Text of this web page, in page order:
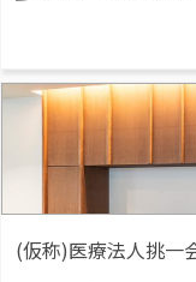
(仮称)医療法人挑一